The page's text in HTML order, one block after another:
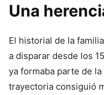
Una
El historial de la
a disparar desde los
ya formaba parte de
trayectoria consiguió